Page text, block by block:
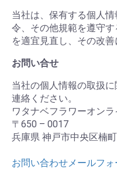
当社は、保有する個人
令、その他規範を遵守
を適宜見直し、その改善
お問い合せ
当社の個人情報の取扱
連絡ください。
ワタナベフラワーオン
〒650 – 0017
兵庫県 神戸市中央区楠
お問い合わせメールフォ